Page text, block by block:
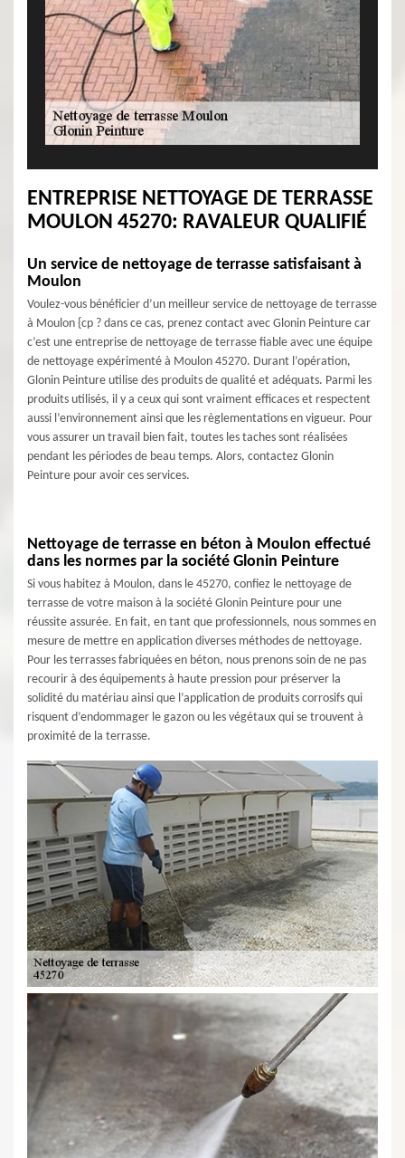
ENTREPRISE NETTOYAGE DE TERRASSE
MOULON 45270: RAVALEUR QUALIFIÉ
Un service de nettoyage de terrasse satisfaisant à
Moulon
Voulez-vous bénéficier d’un meilleur service de nettoyage de terrasse
à Moulon {cp ? dans ce cas, prenez contact avec Glonin Peinture car
c’est une entreprise de nettoyage de terrasse fiable avec une équipe
de nettoyage expérimenté à Moulon 45270. Durant l’opération,
Glonin Peinture utilise des produits de qualité et adéquats. Parmi les
produits utilisés, il y a ceux qui sont vraiment efficaces et respectent
aussi l’environnement ainsi que les règlementations en vigueur. Pour
vous assurer un travail bien fait, toutes les taches sont réalisées
pendant les périodes de beau temps. Alors, contactez Glonin
Peinture pour avoir ces services.
Nettoyage de terrasse en béton à Moulon effectué
dans les normes par la société Glonin Peinture
Si vous habitez à Moulon, dans le 45270, confiez le nettoyage de
terrasse de votre maison à la société Glonin Peinture pour une
réussite assurée. En fait, en tant que professionnels, nous sommes en
mesure de mettre en application diverses méthodes de nettoyage.
Pour les terrasses fabriquées en béton, nous prenons soin de ne pas
recourir à des équipements à haute pression pour préserver la
solidité du matériau ainsi que l’application de produits corrosifs qui
risquent d’endommager le gazon ou les végétaux qui se trouvent à
proximité de la terrasse.